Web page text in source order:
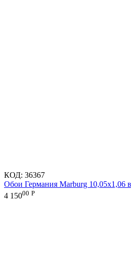
КОД: 36367
Обои Германия Marburg 10,05x1,06
4 15000 Р